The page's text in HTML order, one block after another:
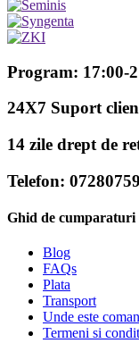
Program: 17:00-
24X7 Suport
14 zile drept de
Telefon:
Ghid de cumparaturi
Blog
FAQs
Plata
Transport
Unde este
Termeni si